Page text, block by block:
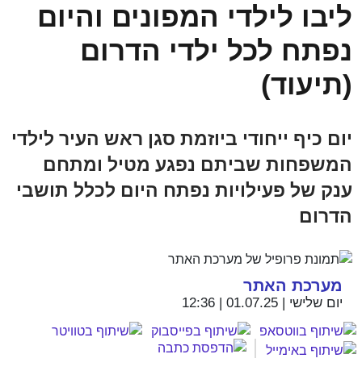
ליבו לילדי המפונים והיום
נפתח לכל ילדי הדרום
(תיעוד)
יום כיף ייחודי ביוזמת סגן ראש העיר לילדי
המשפחות שביתם נפגע מטיל ומתחם
ענק של פעילויות נפתח היום לכלל תושבי
הדרום
מערכת האתר
יום שלישי | 01.07.25 | 12:36